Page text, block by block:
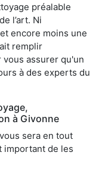
préalable
l’art. Ni
encore moins une
remplir
assurer qu'un
à des experts du
à Givonne
sera en tout
important de les